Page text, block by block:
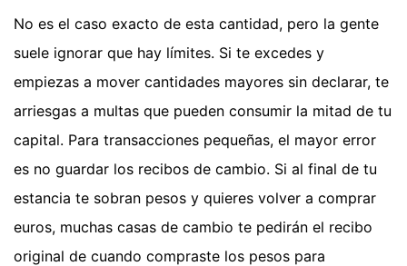
No es el caso exacto de esta cantidad, pero la gente
suele ignorar que hay límites. Si te excedes y
empiezas a mover cantidades mayores sin declarar, te
arriesgas a multas que pueden consumir la mitad de tu
capital. Para transacciones pequeñas, el mayor error
es no guardar los recibos de cambio. Si al final de tu
estancia te sobran pesos y quieres volver a comprar
euros, muchas casas de cambio te pedirán el recibo
original de cuando compraste los pesos para